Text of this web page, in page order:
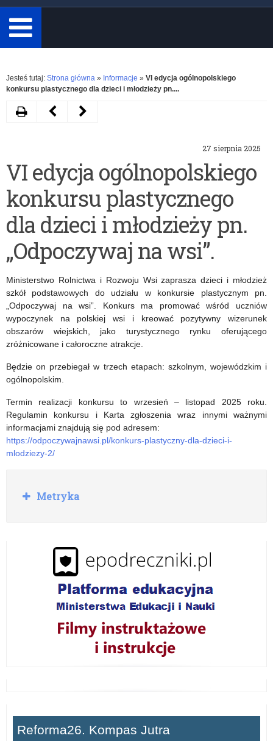
minimum
3
znaki.
Rozwiń
Jesteś tutaj: Strona główna » Informacje » VI edycja ogólnopolskiego
konkursu plastycznego dla dzieci i młodzieży pn....
27 sierpnia 2025
VI edycja ogólnopolskiego
konkursu plastycznego
dla dzieci i młodzieży pn.
„Odpoczywaj na wsi”.
Ministerstwo Rolnictwa i Rozwoju Wsi zaprasza dzieci i młodzież
szkół podstawowych do udziału w konkursie plastycznym pn.
„Odpoczywaj na wsi”. Konkurs ma promować wśród uczniów
wypoczynek na polskiej wsi i kreować pozytywny wizerunek
obszarów wiejskich, jako turystycznego rynku oferującego
zróżnicowane i całoroczne atrakcje.
Będzie on przebiegał w trzech etapach: szkolnym, wojewódzkim i
ogólnopolskim.
Termin realizacji konkursu to wrzesień – listopad 2025 roku.
Regulamin konkursu i Karta zgłoszenia wraz innymi ważnymi
informacjami znajdują się pod adresem:
https://odpoczywajnawsi.pl/konkurs-plastyczny-dla-dzieci-i-
mlodziezy-2/
DrukujNastępny
dla
szkół
wspierający
zdrowe
odżywianie
dzieci
z
klas
IV
szkół
podstawowych
Poprzedni
do
udziału
Olsztyńskim
Salonie
Maturzystów
Perspektywy
2025
R
o
Metryka
Reforma26. Kompas Jutra